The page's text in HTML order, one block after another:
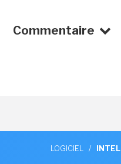
Commentaire
LOGICIEL /